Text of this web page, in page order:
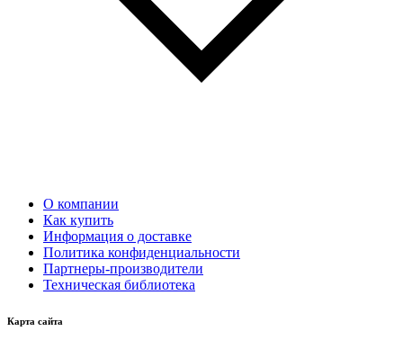
О компании
Как купить
Информация о доставке
Политика конфиденциальности
Партнеры-производители
Техническая библиотека
Карта сайта